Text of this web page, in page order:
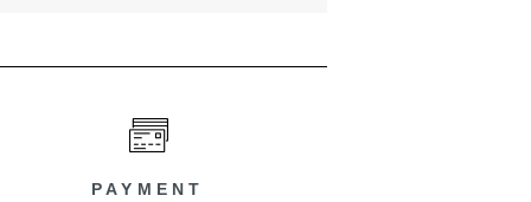
PAYMENT